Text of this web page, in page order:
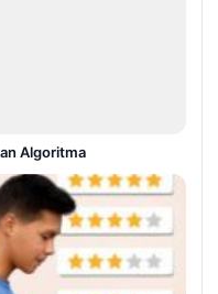
Algoritma